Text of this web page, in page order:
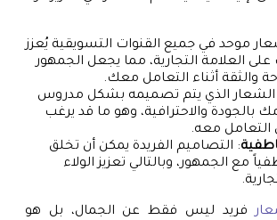
موحد في جميع القنوات التسويقية يُعزز
العلامة التجارية، مما يجعل الجمهور
والثقة أثناء التعامل معك.
الشعار الذي يتم تصميمه بشكل مدروس
بالجودة والاحترافية، وهو ما قد يرغب
التعامل معه.
: التصاميم الفريدة يمكن أن تخلق
مع الجمهور، وبالتالي تعزيز الولاء
فريد ليس فقط عن الجمال، بل هو